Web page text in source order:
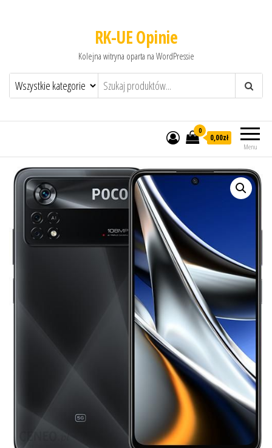
RK-UE Opinie
Kolejna witryna oparta na WordPressie
Menu
0
0,00zł